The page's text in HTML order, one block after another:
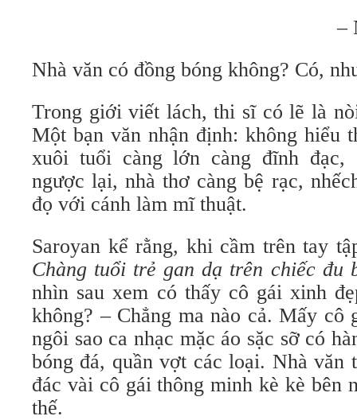
–
Nhà văn có đồng bóng không? Có,
Trong giới viết lách, thi sĩ có lẽ là
Một bạn văn nhận định: không hiểu
xuôi tuổi càng lớn càng đĩnh đạc,
ngược lại, nhà thơ càng bệ rạc,
đọ với cánh làm mĩ thuật.
Saroyan kể rằng, khi cầm trên tay
Chàng tuổi trẻ gan dạ trên chiếc đu
nhìn sau xem có thấy cô gái xinh
không? – Chẳng ma nào cả. Mấy cô
ngôi sao ca nhạc mặc áo sặc sỡ có
bóng đá, quần vợt các loại. Nhà
đác vài cô gái thông minh kè kè bên
thế.